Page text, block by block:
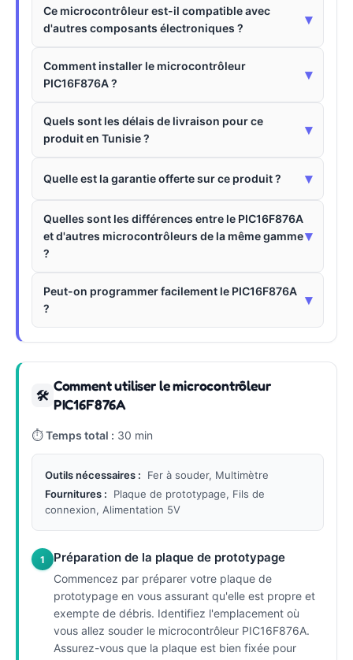
Ce microcontrôleur est-il compatible avec
d'autres composants électroniques ?
▾
Comment installer le microcontrôleur
PIC16F876A ?
▾
Quels sont les délais de livraison pour ce
produit en Tunisie ?
▾
Quelle est la garantie offerte sur ce produit ? ▾
Quelles sont les différences entre le PIC16F876A
et d'autres microcontrôleurs de la même gamme
?
▾
Peut-on programmer facilement le PIC16F876A
?
▾
🛠
Comment utiliser le microcontrôleur
PIC16F876A
⏱Temps total : 30 min
Outils nécessaires :
Fer à souder, Multimètre
Fournitures :
Plaque de prototypage, Fils de
connexion, Alimentation 5V
1 Préparation de la plaque de prototypage
Commencez par préparer votre plaque de
prototypage en vous assurant qu'elle est propre et
exempte de débris. Identifiez l'emplacement où
vous allez souder le microcontrôleur PIC16F876A.
Assurez-vous que la plaque est bien fixée pour